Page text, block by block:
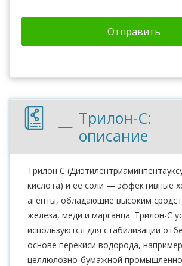
Отправить
Трилон-С:
описание
Трилон C
кислота) и ее соли — эффективные
агенты, обладающие высоким
железа, меди и марганца. Трилон-С
используются для стабилизации
основе перекиси водорода,
целлюлозно-бумажной